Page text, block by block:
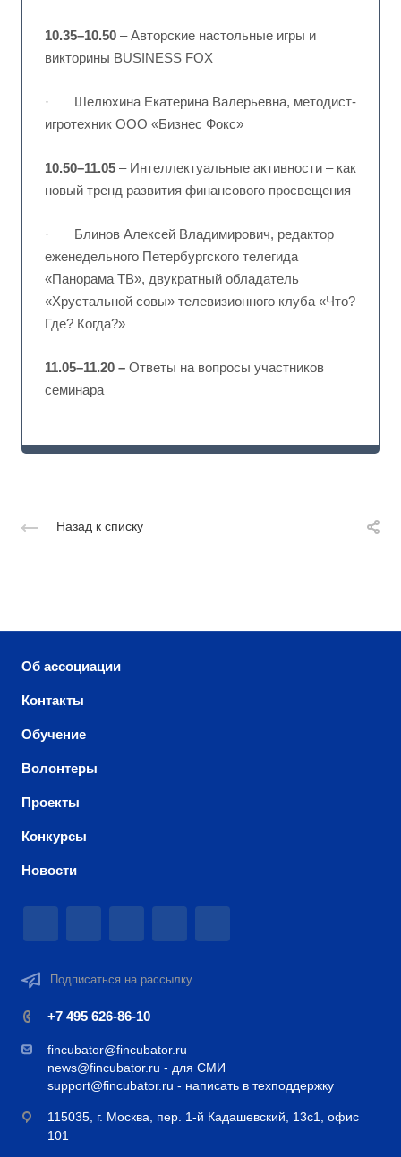
10.35–10.50 – Авторские настольные игры и
викторины BUSINESS FOX
· Шелюхина Екатерина Валерьевна, методист-
игротехник ООО «Бизнес Фокс»
10.50–11.05 – Интеллектуальные активности – как
новый тренд развития финансового просвещения
· Блинов Алексей Владимирович, редактор
еженедельного Петербургского телегида
«Панорама ТВ», двукратный обладатель
«Хрустальной совы» телевизионного клуба «Что?
Где? Когда?»
11.05–11.20 – Ответы на вопросы участников
семинара
Назад к списку
Об ассоциации
Контакты
Обучение
Волонтеры
Проекты
Конкурсы
Новости
Подписаться на рассылку
+7 495 626-86-10
fincubator@fincubator.ru
news@fincubator.ru - для СМИ
support@fincubator.ru - написать в техподдержку
115035, г. Москва, пер. 1-й Кадашевский, 13с1, офис
101